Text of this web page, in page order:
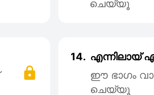
ചെയ്യൂ
14. എന്നിലായ്
ഈ ഭാഗം
ചെയ്യൂ